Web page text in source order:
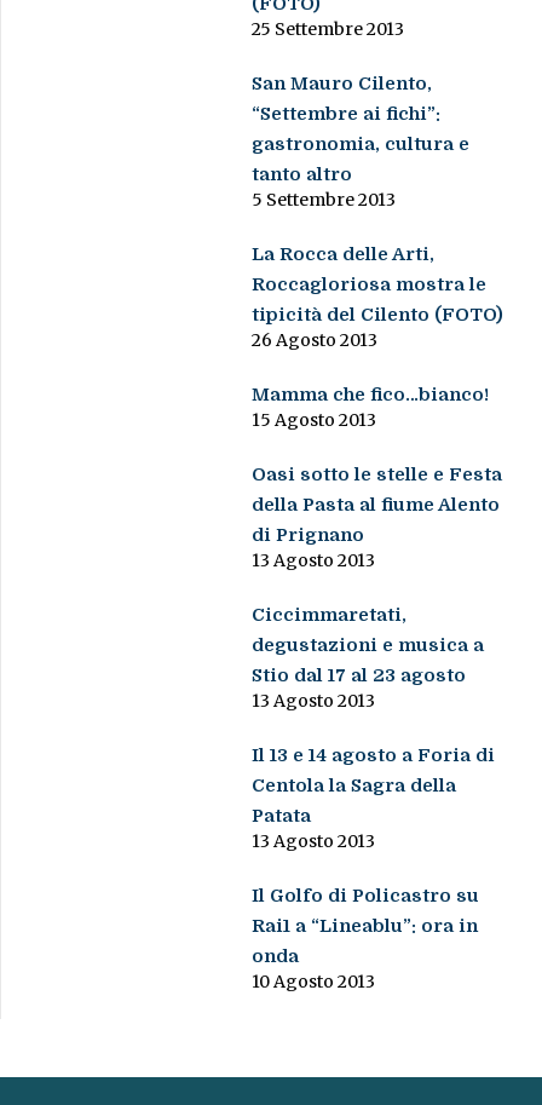
25 Settembre 2013
San Mauro Cilento,
“Settembre ai fichi”:
gastronomia, cultura e
tanto altro
5 Settembre 2013
La Rocca delle Arti,
Roccagloriosa mostra le
tipicità del Cilento (FOTO)
26 Agosto 2013
Mamma che fico…bianco!
15 Agosto 2013
Oasi sotto le stelle e Festa
della Pasta al fiume Alento
di Prignano
13 Agosto 2013
Ciccimmaretati,
degustazioni e musica a
Stio dal 17 al 23 agosto
13 Agosto 2013
Il 13 e 14 agosto a Foria di
Centola la Sagra della
Patata
13 Agosto 2013
Il Golfo di Policastro su
Rai1 a “Lineablu”: ora in
onda
10 Agosto 2013